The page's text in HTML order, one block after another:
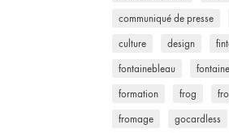
communiqué de presse
culture design
fontainebleau
formation frog
fromage gocardless